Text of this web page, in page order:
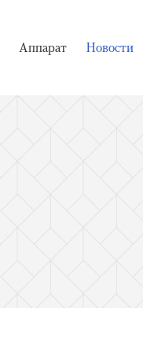
Аппарат Новости